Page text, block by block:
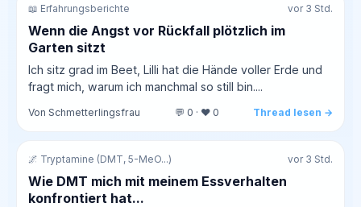
📖 Erfahrungsberichte vor 3 Std.
Wenn die Angst vor Rückfall plötzlich im
Garten sitzt
Ich sitz grad im Beet, Lilli hat die Hände voller Erde und
fragt mich, warum ich manchmal so still bin....
Von Schmetterlingsfrau 💬 0 · ❤️ 0 Thread lesen →
🌌 Tryptamine (DMT, 5-MeO...) vor 3 Std.
Wie DMT mich mit meinem Essverhalten
konfrontiert hat...